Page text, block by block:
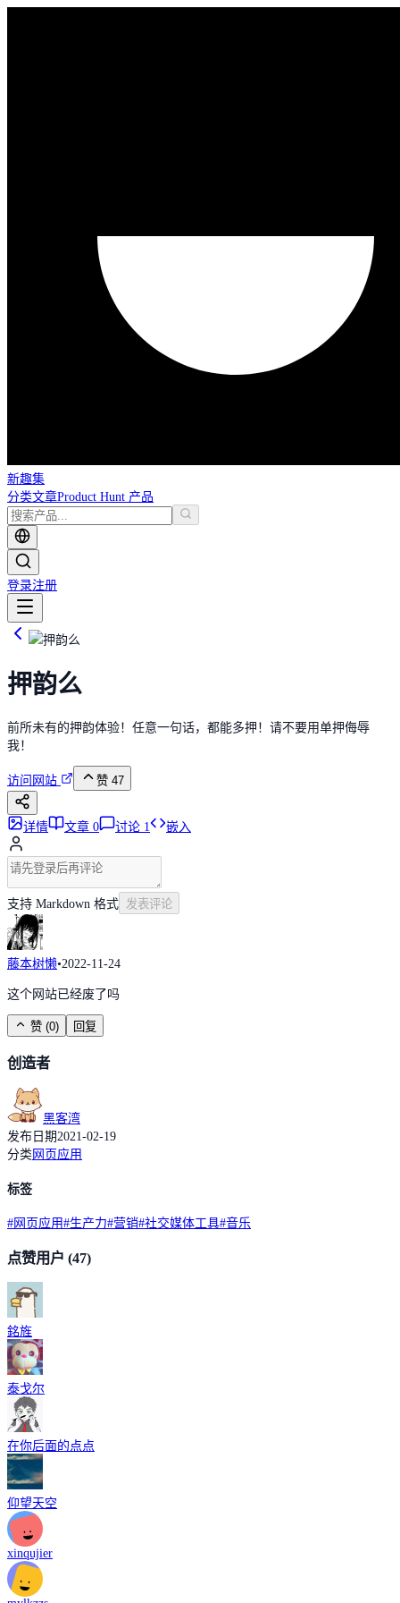
新趣集
分类文章Product Hunt 产品
登录注册
押韵么
前所未有的押韵体验！任意一句话，都能多押！请不要用单押侮辱
我！
访问网站 赞 47
详情 文章 0 讨论 1 嵌入
支持 Markdown 格式 发表评论
藤本树懒•2022-11-24
这个网站已经废了吗
赞 (0) 回复
创造者
黑客湾
发布日期2021-02-19
分类网页应用
标签
#网页应用#生产力#营销#社交媒体工具#音乐
点赞用户 (47)
銘旌
泰戈尔
在你后面的点点
仰望天空
xinqujier